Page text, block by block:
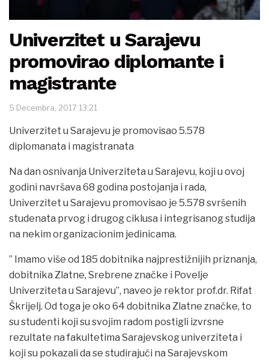
Univerzitet u Sarajevu
promovirao diplomante i
magistrante
5 Decembra, 2017 13:21
Univerzitet u Sarajevu je promovisao 5.578
diplomanata i magistranata
Na dan osnivanja Univerziteta u Sarajevu, koji u ovoj
godini navršava 68 godina postojanja i rada,
Univerzitet u Sarajevu promovisao je 5.578 svršenih
studenata prvog i drugog ciklusa i integrisanog studija
na nekim organizacionim jedinicama.
” Imamo više od 185 dobitnika najprestižnijih priznanja,
dobitnika Zlatne, Srebrene značke i Povelje
Univerziteta u Sarajevu”, naveo je rektor prof.dr. Rifat
Škrijelj. Od toga je oko 64 dobitnika Zlatne značke, to
su studenti koji su svojim radom postigli izvrsne
rezultate na fakultetima Sarajevskog univerziteta i
koji su pokazali da se studirajući na Sarajevskom